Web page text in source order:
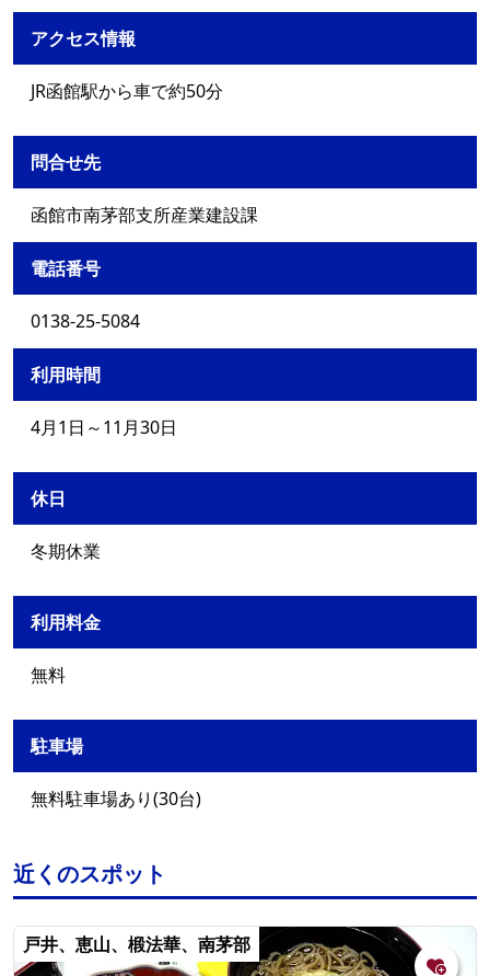
アクセス情報
JR函館駅から車で約50分
問合せ先
函館市南茅部支所産業建設課
電話番号
0138-25-5084
利用時間
4月1日～11月30日
休日
冬期休業
利用料金
無料
駐車場
無料駐車場あり(30台)
近くのスポット
戸井、恵山、椴法華、南茅部